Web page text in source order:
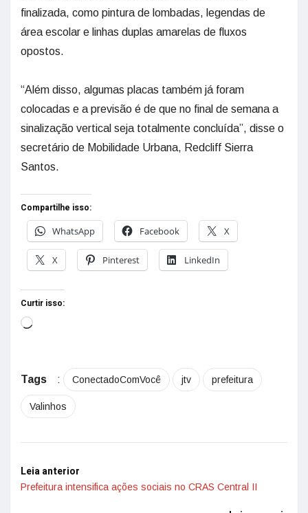
finalizada, como pintura de lombadas, legendas de
área escolar e linhas duplas amarelas de fluxos
opostos.
“Além disso, algumas placas também já foram
colocadas e a previsão é de que no final de semana a
sinalização vertical seja totalmente concluída”, disse o
secretário de Mobilidade Urbana, Redcliff Sierra
Santos.
Compartilhe isso:
WhatsApp
Facebook X
X Pinterest LinkedIn
Curtir isso:
Tags : ConectadoComVocê jtv prefeitura
Valinhos
Leia anterior
Prefeitura intensifica ações sociais no CRAS Central II